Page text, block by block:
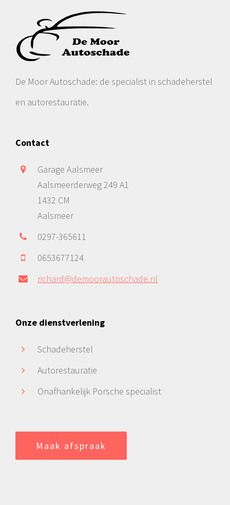
De Moor Autoschade: de specialist in schadeherstel
en autorestauratie.
Contact
Garage Aalsmeer
Aalsmeerderweg 249 A1
1432 CM
Aalsmeer
0297-365611
0653677124
richard@demoorautoschade.nl
Onze dienstverlening
Schadeherstel
Autorestauratie
Onafhankelijk Porsche specialist
Maak afspraak